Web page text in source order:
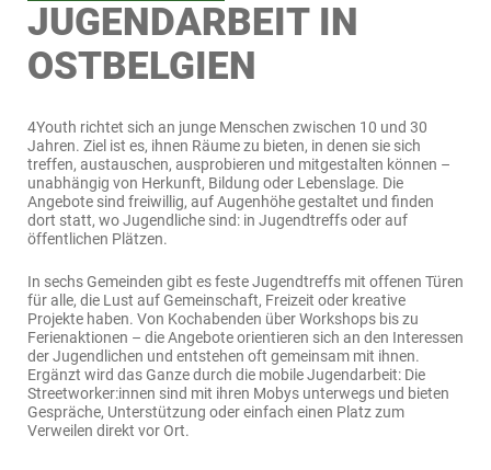
JUGENDARBEIT IN
OSTBELGIEN
4Youth richtet sich an junge Menschen zwischen 10 und 30
Jahren. Ziel ist es, ihnen Räume zu bieten, in denen sie sich
treffen, austauschen, ausprobieren und mitgestalten können –
unabhängig von Herkunft, Bildung oder Lebenslage. Die
Angebote sind freiwillig, auf Augenhöhe gestaltet und finden
dort statt, wo Jugendliche sind: in Jugendtreffs oder auf
öffentlichen Plätzen.
In sechs Gemeinden gibt es feste Jugendtreffs mit offenen Türen
für alle, die Lust auf Gemeinschaft, Freizeit oder kreative
Projekte haben. Von Kochabenden über Workshops bis zu
Ferienaktionen – die Angebote orientieren sich an den Interessen
der Jugendlichen und entstehen oft gemeinsam mit ihnen.
Ergänzt wird das Ganze durch die mobile Jugendarbeit: Die
Streetworker:innen sind mit ihren Mobys unterwegs und bieten
Gespräche, Unterstützung oder einfach einen Platz zum
Verweilen direkt vor Ort.